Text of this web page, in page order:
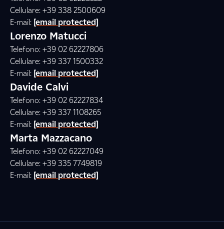
Cellulare: +39 338 2500609
E-mail: [email protected]
Lorenzo Matucci
Telefono: +39 02 62227806
Cellulare: +39 337 1500332
E-mail: [email protected]
Davide Calvi
Telefono: +39 02 62227834
Cellulare: +39 337 1108265
E-mail: [email protected]
Marta Mazzacano
Telefono: +39 02 62227049
Cellulare: +39 335 7749819
E-mail: [email protected]